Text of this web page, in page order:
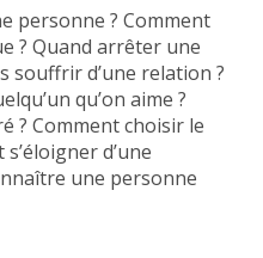
personne ? Comment
? Quand arrêter une
souffrir d’une relation ?
qu’on aime ?
? Comment choisir le
d’une
une personne